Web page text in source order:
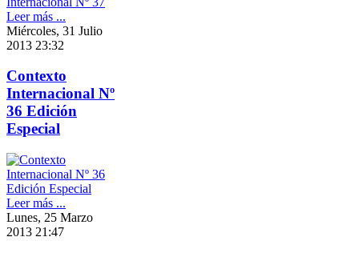
Leer más ...
Miércoles, 31 Julio
2013 23:32
Contexto
Internacional Nº
36 Edición
Especial
Leer más ...
Lunes, 25 Marzo
2013 21:47